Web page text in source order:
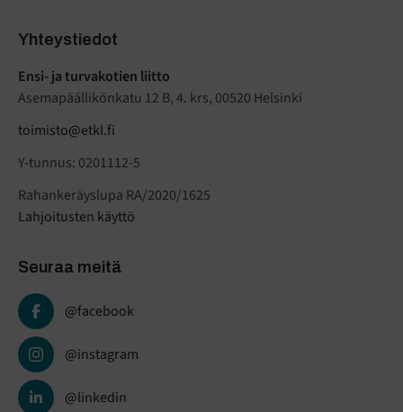
Yhteystiedot
Ensi- ja turvakotien liitto
Asemapäällikönkatu 12 B, 4. krs, 00520 Helsinki
toimisto@etkl.fi
Y-tunnus: 0201112-5
Rahankeräyslupa RA/2020/1625
Lahjoitusten käyttö
Seuraa meitä
@facebook
@instagram
@linkedin